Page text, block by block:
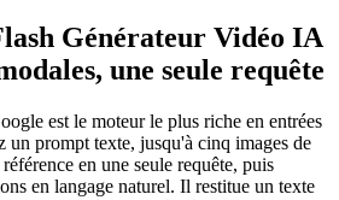
Générateur Vidéo IA
une seule requête
est le moteur le plus riche en entrées
un prompt texte, jusqu'à cinq images de
en une seule requête, puis
en langage naturel. Il restitue un texte